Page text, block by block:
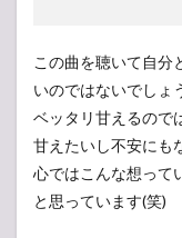
この曲を聴いて自分
いのではないでしょ
ベッタリ甘えるので
甘えたいし不安にも
心ではこんな想って
と思っています(笑)